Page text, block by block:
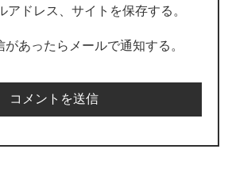
アドレス、サイトを保存する。
があったらメールで通知する。